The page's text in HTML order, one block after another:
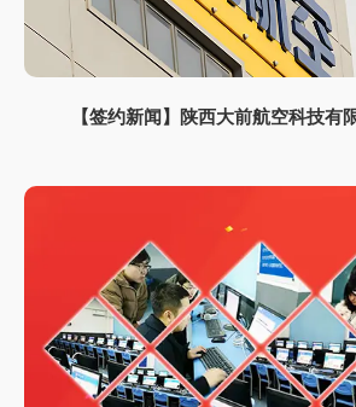
【签约新闻】陕西大前航空科技有